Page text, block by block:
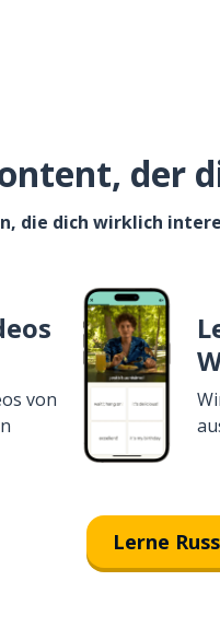
der
die dich wirklich
von
Lerne